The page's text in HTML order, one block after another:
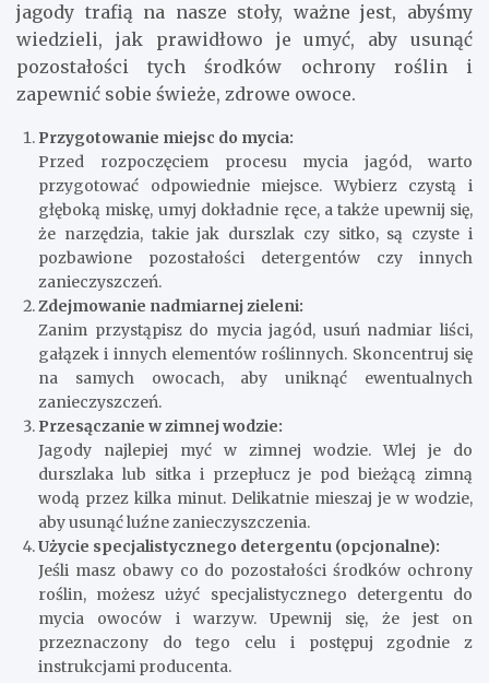
jagody trafią na nasze stoły, ważne jest, abyśmy
wiedzieli, jak prawidłowo je umyć, aby usunąć
pozostałości tych środków ochrony roślin i
zapewnić sobie świeże, zdrowe owoce.
Przygotowanie miejsc do mycia:
Przed rozpoczęciem procesu mycia jagód, warto
przygotować odpowiednie miejsce. Wybierz czystą i
głęboką miskę, umyj dokładnie ręce, a także upewnij się,
że narzędzia, takie jak durszlak czy sitko, są czyste i
pozbawione pozostałości detergentów czy innych
zanieczyszczeń.
Zdejmowanie nadmiarnej zieleni:
Zanim przystąpisz do mycia jagód, usuń nadmiar liści,
gałązek i innych elementów roślinnych. Skoncentruj się
na samych owocach, aby uniknąć ewentualnych
zanieczyszczeń.
Przesączanie w zimnej wodzie:
Jagody najlepiej myć w zimnej wodzie. Wlej je do
durszlaka lub sitka i przepłucz je pod bieżącą zimną
wodą przez kilka minut. Delikatnie mieszaj je w wodzie,
aby usunąć luźne zanieczyszczenia.
Użycie specjalistycznego detergentu (opcjonalne):
Jeśli masz obawy co do pozostałości środków ochrony
roślin, możesz użyć specjalistycznego detergentu do
mycia owoców i warzyw. Upewnij się, że jest on
przeznaczony do tego celu i postępuj zgodnie z
instrukcjami producenta.